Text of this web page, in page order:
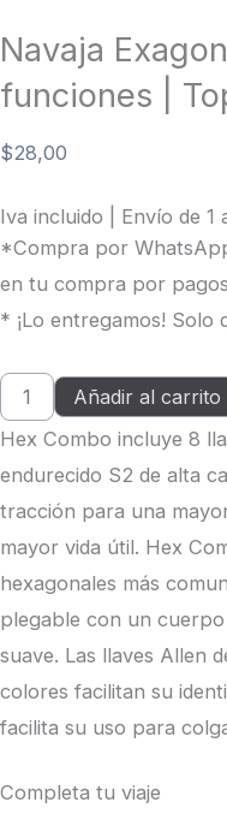
Navaja
funciones |
$28,00
Iva incluido | Envío de 1
*Compra por
en tu compra por
* ¡Lo entregamos! Solo
Añadir al carrito
Hex Combo incluye 8
endurecido S2 de alta
tracción para una
mayor vida útil. Hex
hexagonales más
plegable con un
suave. Las llaves Allen
colores facilitan su
facilita su uso para
Completa tu viaje